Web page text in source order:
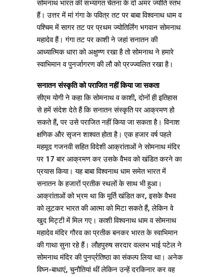
सोमनाथ भारत की सभ्यागत चेतना के दो अमर ज्योति स्तंभ
हैं। उत्तर में मां गंगा के पवित्र तट पर बाबा विश्वनाथ धाम व
पश्चिम में सागर तट पर प्रथम ज्योतिर्लिंग भगवान सोमनाथ
महादेव हैं। गंगा तट पर काशी ने जहां सनातन की
आध्यात्मिक धारा को अक्षुण्ण रखा है तो सोमनाथ ने हमारे
स्वाभिमान व पुनर्जागरण की लौ को प्रज्ज्वलित रखा है।
सनातन संस्कृति को पराजित नहीं किया जा सकता
सीएम योगी ने कहा कि सोमनाथ व काशी, दोनों ही इतिहास
से हमें संदेश देते हैं कि सनातन संस्कृति पर आक्रमण हो
सकते हैं, पर उसे पराजित नहीं किया जा सकता है। विनाश
क्षणिक और सृजन शाश्वत होता है। एक हजार वर्ष पहले
महमूद गजनवी सहित विदेशी आक्रांताओं ने सोमनाथ मंदिर
पर 17 बार आक्रमण कर उसके वैभव को खंडित करने का
प्रयास किया। यह बाबा विश्वनाथ धाम समेत भारत में
सनातन के हजारों प्रतीक स्थलों के साथ भी हुआ।
आक्रांताओं को भ्रम था कि मूर्ति खंडित कर, इसके वैभव
को लूटकर भारत की आत्मा को मिटा सकते हैं, लेकिन वे
खुद मिट्टी में मिल गए। काशी विश्वनाथ धाम व सोमनाथ
महादेव मंदिर गौरव का प्रतीक बनकर भारत के स्वाभिमान
की गाथा सुना रहे हैं। लौहपुरुष सरदार वल्लभ भाई पटेल ने
सोमनाथ मंदिर की पुनर्प्रतिष्ठा का संकल्प लिया था। अनेक
विघ्न-बाधाएं, चुनौतियां थीं लेकिन उन्हें दरकिनार कर वह